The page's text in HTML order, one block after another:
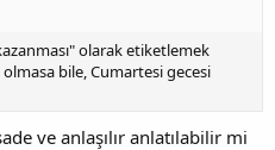
olarak etiketlemek
bile, Cumartesi gecesi
ve anlaşılır anlatılabilir mi